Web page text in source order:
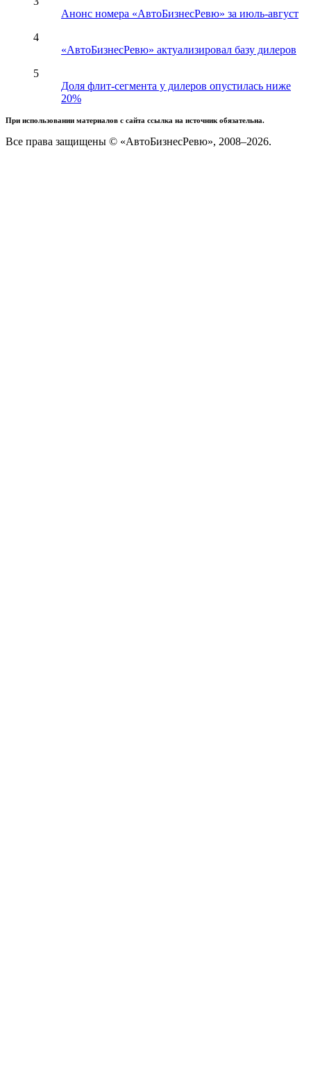
Анонс номера «АвтоБизнесРевю» за июль-август
4
«АвтоБизнесРевю» актуализировал базу дилеров
5
Доля флит-сегмента у дилеров опустилась ниже
20%
При использовании материалов с сайта ссылка на источник обязательна.
Все права защищены © «АвтоБизнесРевю», 2008–2026.